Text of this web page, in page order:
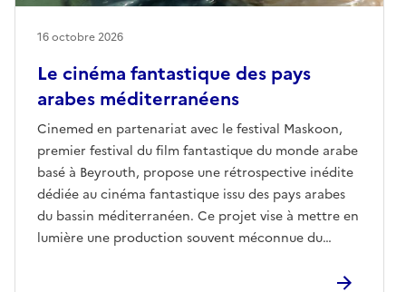
Le cinéma fantastique des pays
arabes méditerranéens
Cinemed en partenariat avec le festival Maskoon,
premier festival du film fantastique du monde arabe
basé à Beyrouth, propose une rétrospective inédite
dédiée au cinéma fantastique issu des pays arabes
du bassin méditerranéen. Ce projet vise à mettre en
lumière une production souvent méconnue du
esthétique, thématique et politique que recèle le
16 octobre 2026